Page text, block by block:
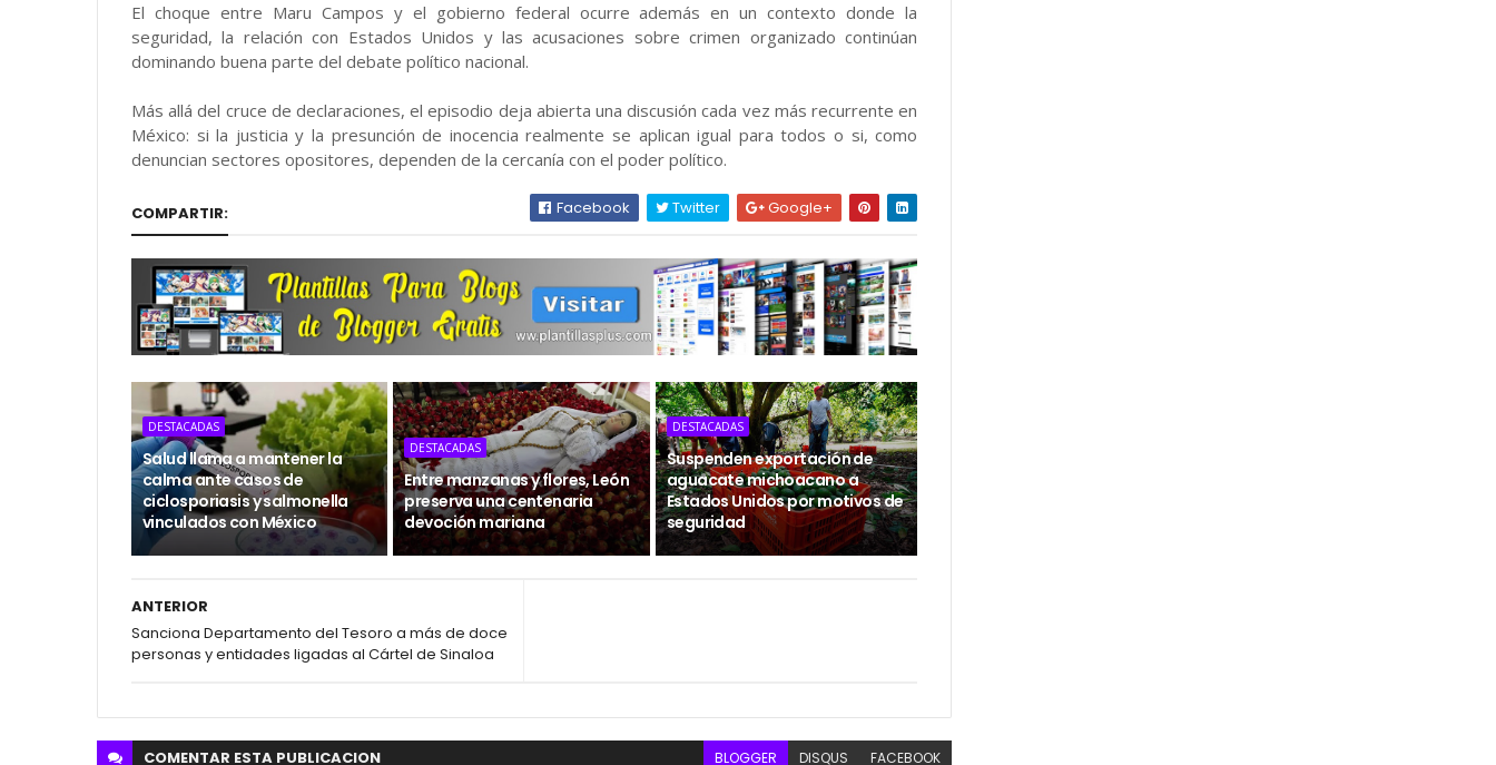
El choque entre Maru Campos y el gobierno federal ocurre además en un contexto donde la
seguridad, la relación con Estados Unidos y las acusaciones sobre crimen organizado continúan
dominando buena parte del debate político nacional.
Más allá del cruce de declaraciones, el episodio deja abierta una discusión cada vez más recurrente en
México: si la justicia y la presunción de inocencia realmente se aplican igual para todos o si, como
denuncian sectores opositores, dependen de la cercanía con el poder político.
COMPARTIR: Facebook Twitter Google+
DESTACADAS
Salud llama a mantener la
calma ante casos de
ciclosporiasis y salmonella
vinculados con México
DESTACADAS
Entre manzanas y flores, León
preserva una centenaria
devoción mariana
DESTACADAS
Suspenden exportación de
aguacate michoacano a
Estados Unidos por motivos de
seguridad
ANTERIOR
Sanciona Departamento del Tesoro a más de doce
personas y entidades ligadas al Cártel de Sinaloa
COMENTAR ESTA PUBLICACION BLOGGER DISQUS FACEBOOK